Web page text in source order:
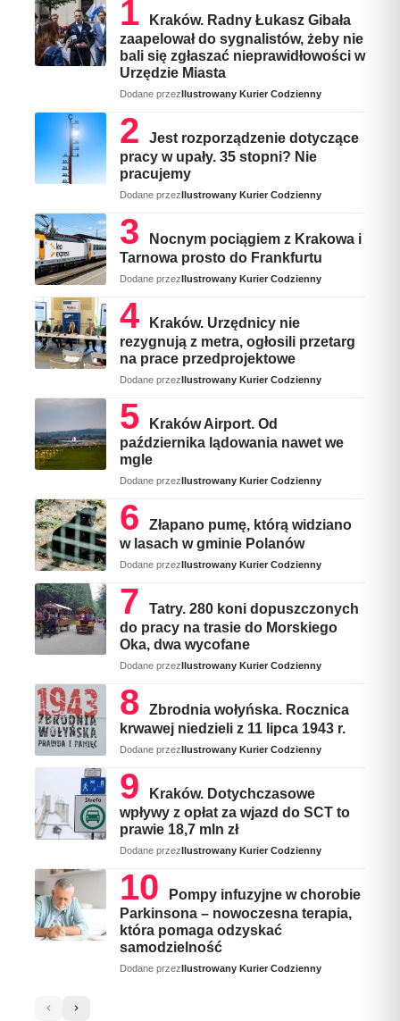
Kraków. Radny Łukasz Gibała
zaapelował do sygnalistów, żeby nie
bali się zgłaszać nieprawidłowości w
Urzędzie Miasta
Dodane przezIlustrowany Kurier Codzienny
Jest rozporządzenie dotyczące
pracy w upały. 35 stopni? Nie
pracujemy
Dodane przezIlustrowany Kurier Codzienny
Nocnym pociągiem z Krakowa i
Tarnowa prosto do Frankfurtu
Dodane przezIlustrowany Kurier Codzienny
Kraków. Urzędnicy nie
rezygnują z metra, ogłosili przetarg
na prace przedprojektowe
Dodane przezIlustrowany Kurier Codzienny
Kraków Airport. Od
października lądowania nawet we
mgle
Dodane przezIlustrowany Kurier Codzienny
Złapano pumę, którą widziano
w lasach w gminie Polanów
Dodane przezIlustrowany Kurier Codzienny
Tatry. 280 koni dopuszczonych
do pracy na trasie do Morskiego
Oka, dwa wycofane
Dodane przezIlustrowany Kurier Codzienny
Zbrodnia wołyńska. Rocznica
krwawej niedzieli z 11 lipca 1943 r.
Dodane przezIlustrowany Kurier Codzienny
Kraków. Dotychczasowe
wpływy z opłat za wjazd do SCT to
prawie 18,7 mln zł
Dodane przezIlustrowany Kurier Codzienny
Pompy infuzyjne w chorobie
Parkinsona – nowoczesna terapia,
która pomaga odzyskać
samodzielność
Dodane przezIlustrowany Kurier Codzienny